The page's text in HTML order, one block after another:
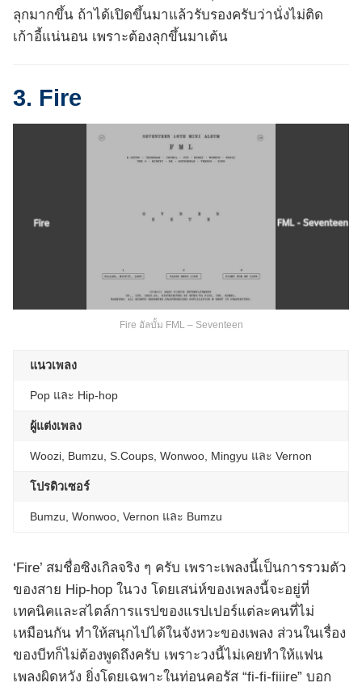
ลุกมากขึ้น ถ้าได้เปิดขึ้นมาแล้วรับรองครับว่านั่งไม่ติด
เก้าอี้แน่นอน เพราะต้องลุกขึ้นมาเต้น
3. Fire
Fire อัลบั้ม FML – Seventeen
แนวเพลง
Pop และ Hip-hop
ผู้แต่งเพลง
Woozi, Bumzu, S.Coups, Wonwoo, Mingyu และ Vernon
โปรดิวเซอร์
Bumzu, Wonwoo, Vernon และ Bumzu
‘Fire’ สมชื่อซิงเกิลจริง ๆ ครับ เพราะเพลงนี้เป็นการรวมตัว
ของสาย Hip-hop ในวง โดยเสน่ห์ของเพลงนี้จะอยู่ที่
เทคนิคและสไตล์การแรปของแรปเปอร์แต่ละคนที่ไม่
เหมือนกัน ทำให้สนุกไปได้ในจังหวะของเพลง ส่วนในเรื่อง
ของบีทก็ไม่ต้องพูดถึงครับ เพราะวงนี้ไม่เคยทำให้แฟน
เพลงผิดหวัง ยิ่งโดยเฉพาะในท่อนคอรัส “fi-fi-fiiire” บอก